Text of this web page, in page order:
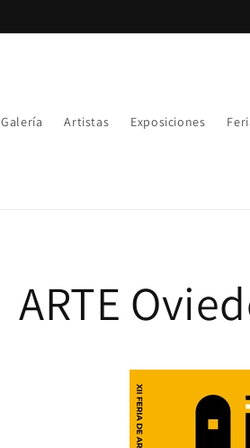
Galería Artistas Exposiciones
ARTE